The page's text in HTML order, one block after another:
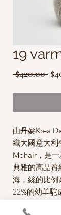
19
$420.00 一
格
由丹麥Krea
織大國意大利
Mohair，是
典雅的高品質
海， 絲的比例
22%的幼羊駝